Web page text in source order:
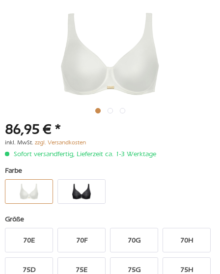
86,95 € *
inkl. MwSt. zzgl. Versandkosten
Sofort versandfertig, Lieferzeit ca. 1-3 Werktage
Farbe
Größe
70E 70F 70G 70H
75D 75E 75G 75H